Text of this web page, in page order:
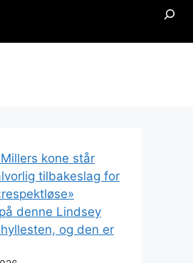
kone står
tilbakeslag for
denne Lindsey
og den er